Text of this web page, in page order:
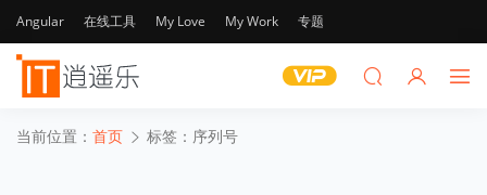
Angular 在线工具 My Love My Work 专题
当前位置： 首页 标签：序列号